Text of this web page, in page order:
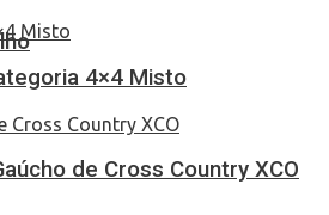
4×4 Misto
de Cross Country XCO